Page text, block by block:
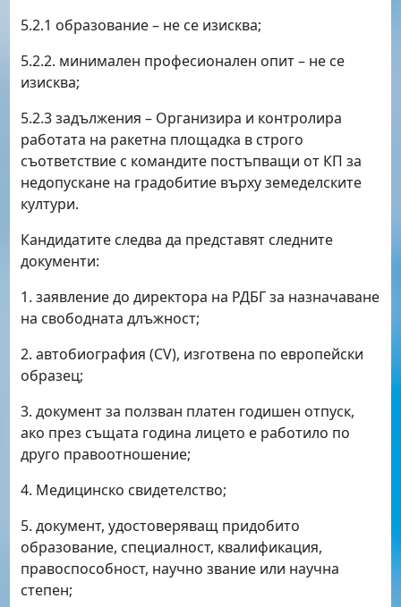
5.2.1 образование – не се изисква;
5.2.2. минимален професионален опит – не се
изисква;
5.2.3 задължения – Организира и контролира
работата на ракетна площадка в строго
съответствие с командите постъпващи от КП за
недопускане на градобитие върху земеделските
култури.
Кандидатите следва да представят следните
документи:
1. заявление до директора на РДБГ за назначаване
на свободната длъжност;
2. автобиография (CV), изготвена по европейски
образец;
3. документ за ползван платен годишен отпуск,
ако през същата година лицето е работило по
друго правоотношение;
4. Медицинско свидетелство;
5. документ, удостоверяващ придобито
образование, специалност, квалификация,
правоспособност, научно звание или научна
степен;